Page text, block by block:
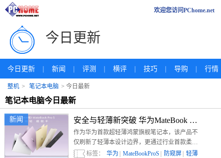
欢迎您访问PChome.net
今日更新
今日更新 | 新闻 | 评测 | 横评 | 技巧 | 导购 | 行情
整机 > 笔记本电脑 > 今日最新
笔记本电脑今日最新
新闻 安全与轻薄新突破 华为MateBook Pro S首
作为华为首款超轻薄鸿蒙旗舰笔记本，该产品不
仅刷新了轻薄本设计边界，更通过行业首款柔性
OLED灵盾防窥屏，将安全能力首次延伸至显示
标签： 华为 MateBookProS 防窥屏
轻薄